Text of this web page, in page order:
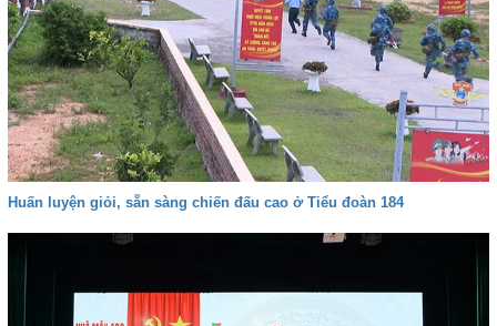
Huấn luyện giỏi, sẵn sàng chiến đấu cao ở Tiểu đoàn 184